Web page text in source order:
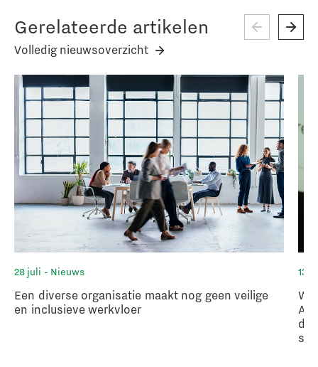
Gerelateerde artikelen
Volledig nieuwsoverzicht
28 juli - Nieuws
Een diverse organisatie maakt nog geen veilige
en inclusieve werkvloer
13